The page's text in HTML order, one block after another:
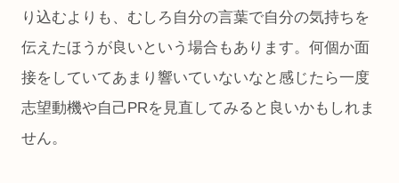
り込むよりも、むしろ自分の言葉で自分の気持ちを
伝えたほうが良いという場合もあります。何個か面
接をしていてあまり響いていないなと感じたら一度
志望動機や自己PRを見直してみると良いかもしれま
せん。